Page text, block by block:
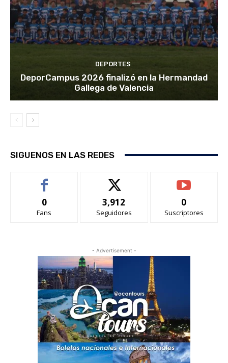
DEPORTES
DeporCampus 2026 finalizó en la Hermandad
Gallega de Valencia
SIGUENOS EN LAS REDES
0
Fans
3,912
Seguidores
0
Suscriptores
- Advertisement -